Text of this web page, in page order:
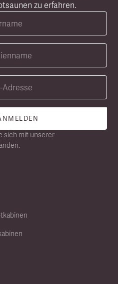
zu erfahren.
sich mit unserer